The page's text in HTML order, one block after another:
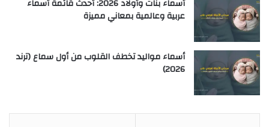
أسماء بنات وأولاد 2026: أحدث قائمة أسماء
عربية وعالمية بمعاني مميزة
أسماء مواليد تخطف القلوب من أول سماع (ترند
2026)